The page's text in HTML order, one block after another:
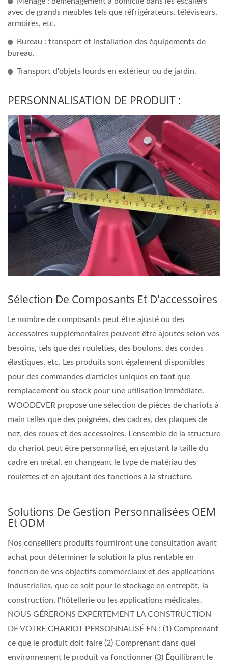
avec de grands meubles tels que réfrigérateurs, téléviseurs,
armoires, etc.
Bureau : transport et installation des équipements de
bureau.
Transport d'objets lourds en extérieur ou de jardin.
PERSONNALISATION DE PRODUIT :
Sélection De Composants Et D'accessoires
Le nombre de composants peut être ajusté ou des
accessoires supplémentaires peuvent être ajoutés selon vos
besoins, tels que des roulettes, des boulons, des cordes
élastiques, etc. Les produits sont également disponibles
pour des commandes d'articles uniques en tant que
remplacement ou stock pour une utilisation immédiate.
WOODEVER propose une sélection de pièces de chariots à
main telles que des poignées, des cadres, des plaques de
nez, des roues et des accessoires. L'ensemble de la structure
du chariot peut être personnalisé, en ajustant la taille du
cadre en métal, en changeant le type de matériau des
roulettes et en ajoutant des fonctions à la structure.
Solutions De Gestion Personnalisées OEM
Et ODM
Nos conseillers produits fourniront une consultation avant
achat pour déterminer la solution la plus rentable en
fonction de vos objectifs commerciaux et des applications
industrielles, que ce soit pour le stockage en entrepôt, la
construction, l'hôtellerie ou les applications médicales.
NOUS GÉRERONS EXPERTEMENT LA CONSTRUCTION
DE VOTRE CHARIOT PERSONNALISÉ EN : (1) Comprenant
ce que le produit doit faire (2) Comprenant dans quel
environnement le produit va fonctionner (3) Équilibrant le